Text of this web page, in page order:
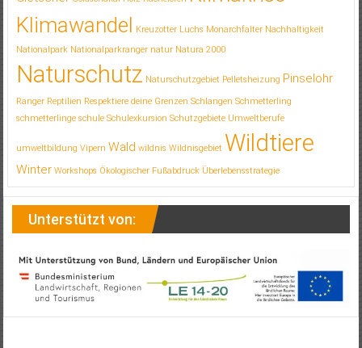
Klimawandel Kreuzotter Luchs Monarchfalter Nachhaltigkeit
Nationalpark Nationalparkranger natur Natura 2000
Naturschutz Naturschutzgebiet Pelletsheizung Pinselohr
Ranger Reptilien Respektiere deine Grenzen Schlangen Schmetterling
schmetterlinge schule Schulexkursion Schutzgebiete Umweltberufe
umweltbildung Vipern Wald wildnis Wildnisgebiet Wildtiere
Winter Workshops Ökologischer Fußabdruck Überlebensstrategie
Unterstützt von: